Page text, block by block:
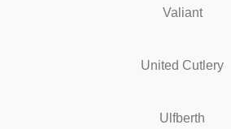
Valiant
United Cutlery
Ulfberth